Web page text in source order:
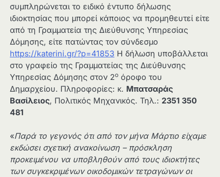
συμπληρώνεται το ειδικό έντυπο δήλωσης
ιδιοκτησίας που μπορεί κάποιος να προμηθευτεί είτε
από τη Γραμματεία της Διεύθυνσης Υπηρεσίας
Δόμησης, είτε πατώντας τον σύνδεσμο
https://katerini.gr/?p=41853 Η δήλωση υποβάλλεται
στο γραφείο της Γραμματείας της Διεύθυνσης
Υπηρεσίας Δόμησης στον 2ο όροφο του
Δημαρχείου. Πληροφορίες: κ. Μπατσαράς
Βασίλειος, Πολιτικός Μηχανικός. Τηλ.: 2351 350
481
«Παρά το γεγονός ότι από τον μήνα Μάρτιο είχαμε
εκδώσει σχετική ανακοίνωση – πρόσκληση
προκειμένου να υποβληθούν από τους ιδιοκτήτες
των συγκεκριμένων οικοδομικών τετραγώνων οι